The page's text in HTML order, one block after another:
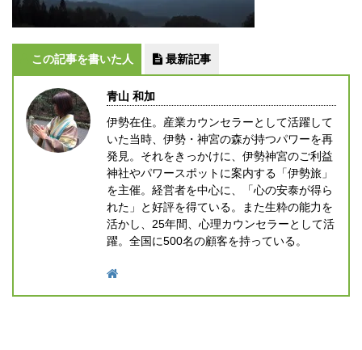
この記事を書いた人 最新記事
青山 和加
伊勢在住。産業カウンセラーとして活躍して
いた当時、伊勢・神宮の森が持つパワーを再
発見。それをきっかけに、伊勢神宮のご利益
神社やパワースポットに案内する「伊勢旅」
を主催。経営者を中心に、「心の安泰が得ら
れた」と好評を得ている。また生粋の能力を
活かし、25年間、心理カウンセラーとして活
躍。全国に500名の顧客を持っている。